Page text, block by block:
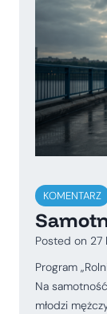
KOMENTARZ
Posted on 27
Program
Na
młodzi